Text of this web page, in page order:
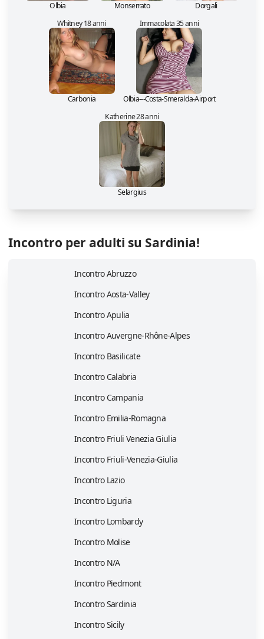
Olbia Monserrato
Dorgali
Whitney 18 anni
Carbonia
Immacolata 35 anni
Olbia---Costa-Smeralda-Airport
Katherine 28 anni
Selargius
Incontro per adulti su Sardinia!
Incontro Abruzzo
Incontro Aosta-Valley
Incontro Apulia
Incontro Auvergne-Rhône-Alpes
Incontro Basilicate
Incontro Calabria
Incontro Campania
Incontro Emilia-Romagna
Incontro Friuli Venezia Giulia
Incontro Friuli-Venezia-Giulia
Incontro Lazio
Incontro Liguria
Incontro Lombardy
Incontro Molise
Incontro N/A
Incontro Piedmont
Incontro Sardinia
Incontro Sicily